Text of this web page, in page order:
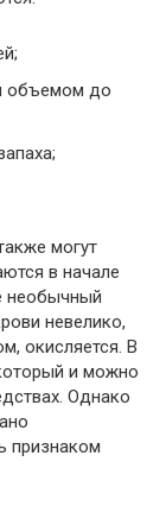
объемом до
могут
в начале
необычный
невелико,
окисляется. В
и можно
Однако
признаком